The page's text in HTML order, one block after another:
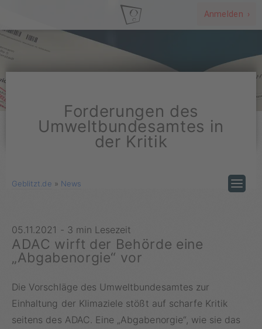
Anmelden ›
Forderungen des
Umweltbundesamtes in
der Kritik
Geblitzt.de » News
05.11.2021 - 3 min Lesezeit
ADAC wirft der Behörde eine
„Abgabenorgie“ vor
Die Vorschläge des Umweltbundesamtes zur
Einhaltung der Klimaziele stößt auf scharfe Kritik
seitens des ADAC. Eine „Abgabenorgie“, wie sie das